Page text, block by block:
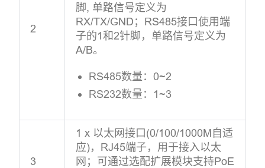
2
脚, 单路信号定义为
RX/TX/GND；RS485接口使用端
子的1和2针脚，单路信号定义为
A/B。
RS485数量：0~2
RS232数量：1~3
3
1 x 以太网接口(0/100/1000M自适
应)，RJ45端子，用于接入以太
网；可通过选配扩展模块支持PoE